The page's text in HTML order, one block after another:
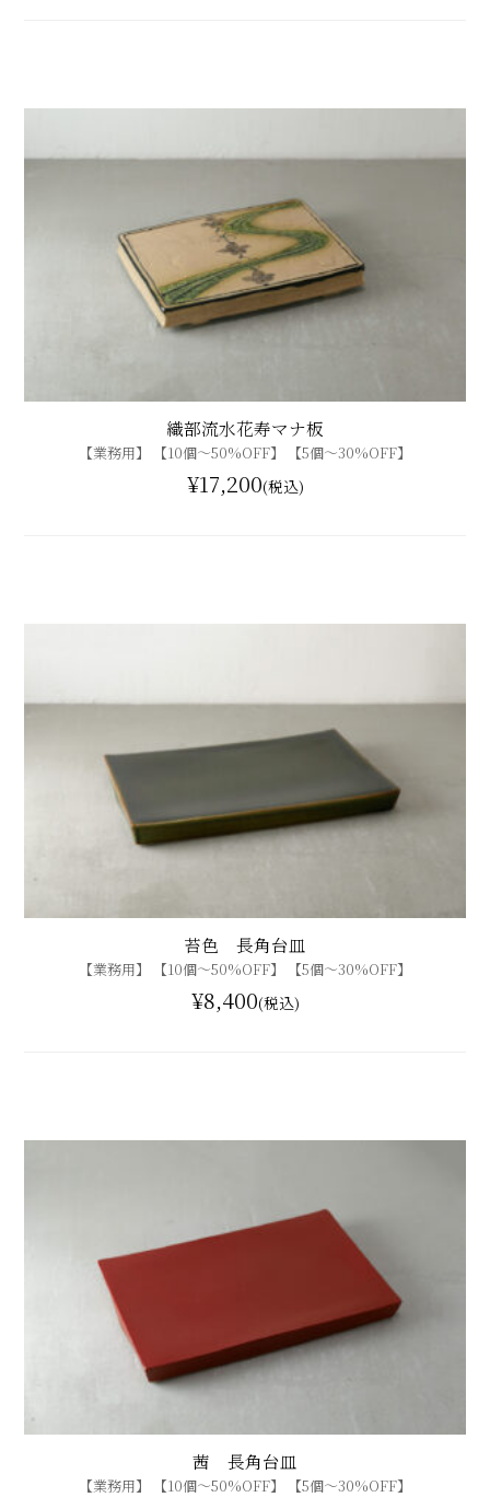
織部流水花寿マナ板
【業務用】 【10個〜50%OFF】 【5個〜30%OFF】
¥17,200(税込)
苔色 長角台皿
【業務用】 【10個〜50%OFF】 【5個〜30%OFF】
¥8,400(税込)
茜 長角台皿
【業務用】 【10個〜50%OFF】 【5個〜30%OFF】